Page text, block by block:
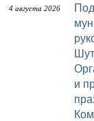
4 августа 2026
Под председательством главы
и